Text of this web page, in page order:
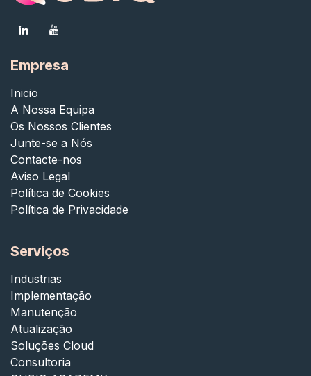
Serviços
Industrias
Implementação
Manutenção
Atualização
Soluções Cloud
Consultoria
Empresa
Inicio
A Nossa Equipa
Os Nossos Clientes
Junte-se a Nós
Contacte-nos
Aviso Legal
Política de Cookies
Política de Privacidade